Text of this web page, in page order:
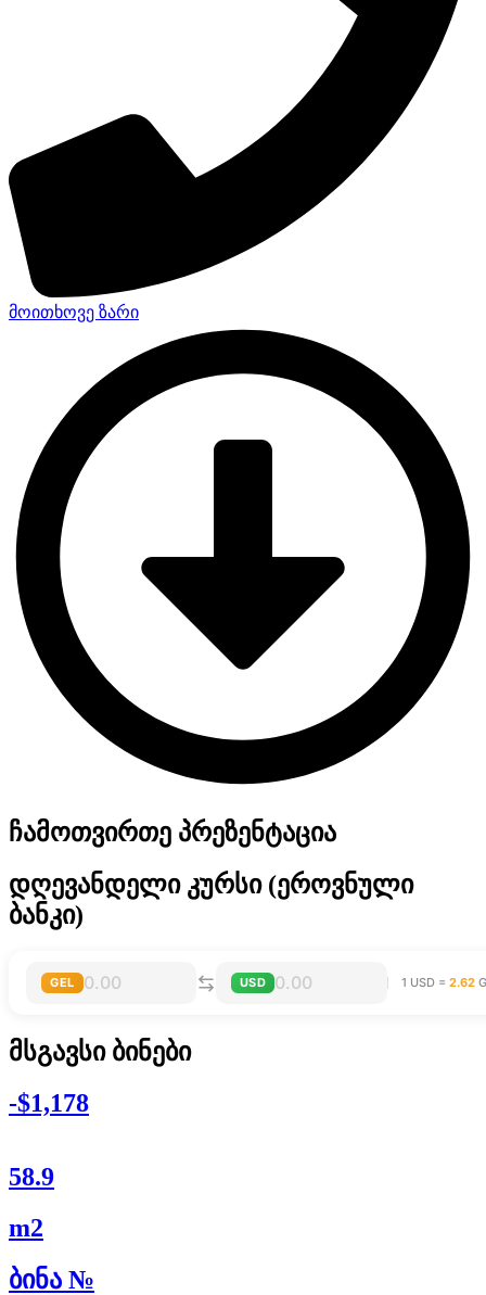
მოითხოვე ზარი
ჩამოთვირთე პრეზენტაცია
დღევანდელი კურსი (ეროვნული
ბანკი)
GEL USD 1 USD = 2.62
მსგავსი ბინები
-$1,178
58.9
m2
ბინა №